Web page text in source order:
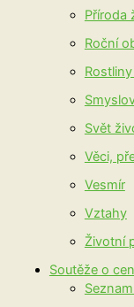
Příroda
Roční
Svět
Věci,
Vesmír
Vztahy
Životní
Soutěže o